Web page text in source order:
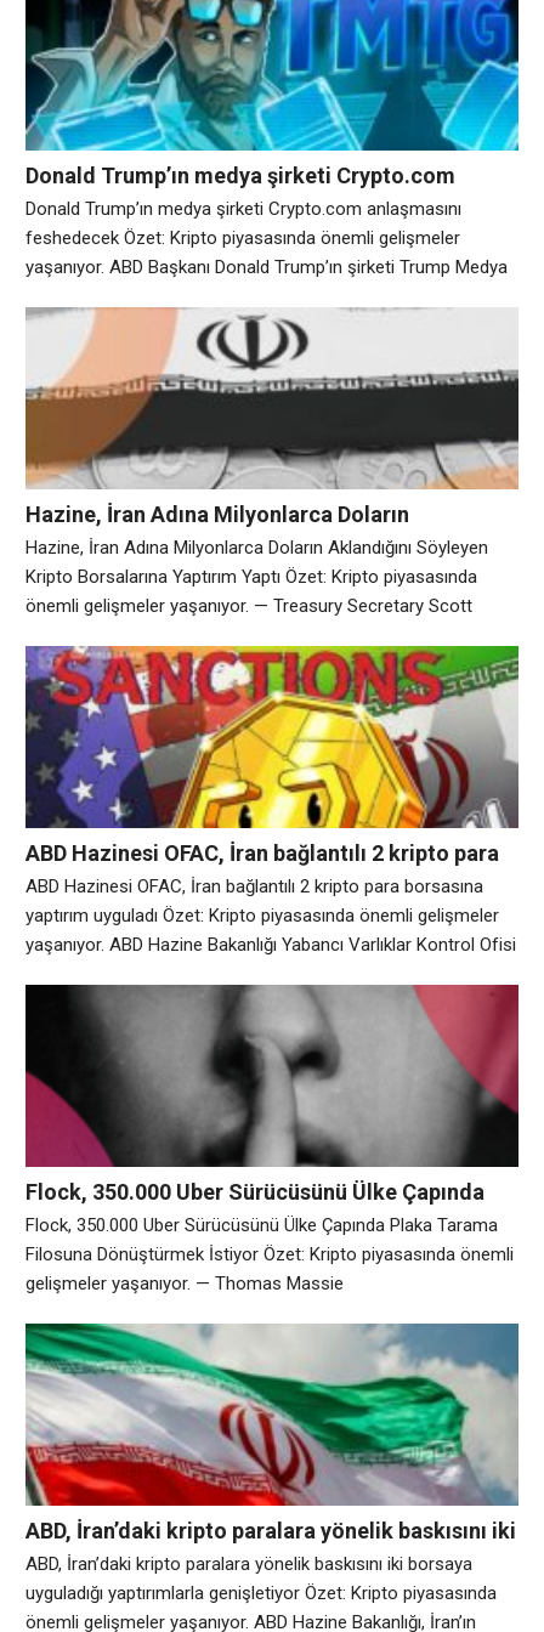
planlarının iptal edilmesi de dahil olmak üzere, kripto
hamlesinin bazı kısımlarını geri alıyor. Cuma
Donald Trump’ın medya şirketi Crypto.com
anlaşmasını feshedecek
Donald Trump’ın medya şirketi Crypto.com anlaşmasını
feshedecek Özet: Kripto piyasasında önemli gelişmeler
yaşanıyor. ABD Başkanı Donald Trump’ın şirketi Trump Medya
anlaşmadan geri çekilerek bunun yerine enerji şirketi TAE ile
birleşmeye odaklanıyor. İlk olarak Cuma günü Axios tarafından
bildirilen TMTG geçici CEO’su Kevin McGurn, şirketin 6,4 milyar
Hazine, İran Adına Milyonlarca Doların
Aklandığını Söyleyen Kripto Borsalarına Yaptırım
Yaptı
Hazine, İran Adına Milyonlarca Doların Aklandığını Söyleyen
Kripto Borsalarına Yaptırım Yaptı Özet: Kripto piyasasında
önemli gelişmeler yaşanıyor. — Treasury Secretary Scott
hareketliliği devam ediyor.
ABD Hazinesi OFAC, İran bağlantılı 2 kripto para
borsasına yaptırım uyguladı
ABD Hazinesi OFAC, İran bağlantılı 2 kripto para borsasına
yaptırım uyguladı Özet: Kripto piyasasında önemli gelişmeler
yaşanıyor. ABD Hazine Bakanlığı Yabancı Varlıklar Kontrol Ofisi
rejiminin milyarlarca doları aklamaya bel bağladığını” belirten iki
dijital varlık borsasına yönelik yaptırımları duyurdu. Cuma günü
yayınlanan bir bildiride OFAC, gelirlerini İran’ın İslam
Flock, 350.000 Uber Sürücüsünü Ülke Çapında
Plaka Tarama Filosuna Dönüştürmek İstiyor
Flock, 350.000 Uber Sürücüsünü Ülke Çapında Plaka Tarama
Filosuna Dönüştürmek İstiyor Özet: Kripto piyasasında önemli
gelişmeler yaşanıyor. — Thomas Massie
hareketliliği devam ediyor.
ABD, İran’daki kripto paralara yönelik baskısını iki
borsaya uyguladığı yaptırımlarla genişletiyor
ABD, İran’daki kripto paralara yönelik baskısını iki borsaya
uyguladığı yaptırımlarla genişletiyor Özet: Kripto piyasasında
önemli gelişmeler yaşanıyor. ABD Hazine Bakanlığı, İran’ın